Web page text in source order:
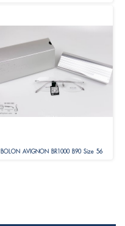
BOLON AVIGNON BR1000 B90 Size 56